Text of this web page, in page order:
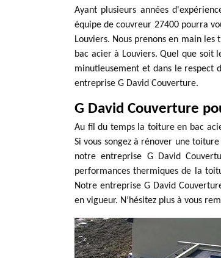
Ayant plusieurs années
équipe de couvreur 27400 pourra
Louviers. Nous prenons en main
bac acier à Louviers. Quel que soit
minutieusement et dans le respect
entreprise G David Couverture.
G David Couverture
Au fil du temps la toiture en bac
Si vous songez à rénover une
notre entreprise G David
performances thermiques de la
Notre entreprise G David
en vigueur. N’hésitez plus à vous